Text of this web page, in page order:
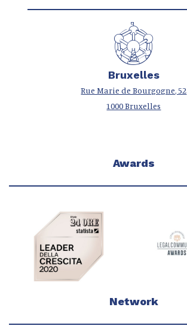
Bruxelles
Rue Marie de Bourgogne, 52
1000 Bruxelles
Awards
Network